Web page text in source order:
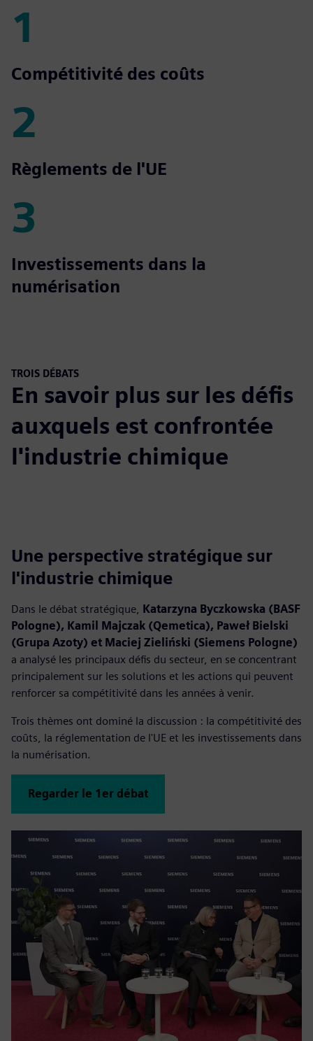
1
1
Compétitivité des coûts
2
2
Règlements de l'UE
3
3
Investissements dans la
numérisation
TROIS DÉBATS
En savoir plus sur les défis
auxquels est confrontée
l'industrie chimique
Une perspective stratégique sur
l'industrie chimique
Dans le débat stratégique, Katarzyna Byczkowska (BASF
Pologne), Kamil Majczak (Qemetica), Paweł Bielski
(Grupa Azoty) et Maciej Zieliński (Siemens Pologne)
a analysé les principaux défis du secteur, en se concentrant
principalement sur les solutions et les actions qui peuvent
renforcer sa compétitivité dans les années à venir.
Trois thèmes ont dominé la discussion : la compétitivité des
coûts, la réglementation de l'UE et les investissements dans
la numérisation.
Regarder le 1er débat